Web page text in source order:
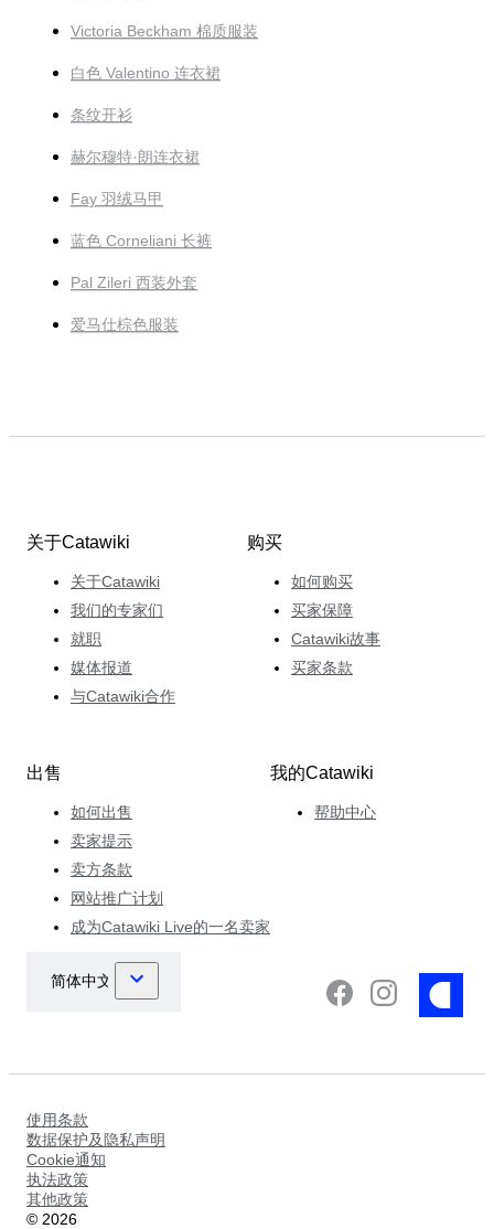
Victoria Beckham 棉质服装
白色 Valentino 连衣裙
条纹开衫
赫尔穆特·朗连衣裙
Fay 羽绒马甲
蓝色 Corneliani 长裤
Pal Zileri 西装外套
爱马仕棕色服装
关于Catawiki
关于Catawiki
我们的专家们
就职
媒体报道
与Catawiki合作
购买
如何购买
买家保障
Catawiki故事
买家条款
出售
如何出售
卖家提示
卖方条款
网站推广计划
成为Catawiki Live的一名卖家
我的Catawiki
帮助中心
使用条款
数据保护及隐私声明
Cookie通知
执法政策
其他政策
© 2026